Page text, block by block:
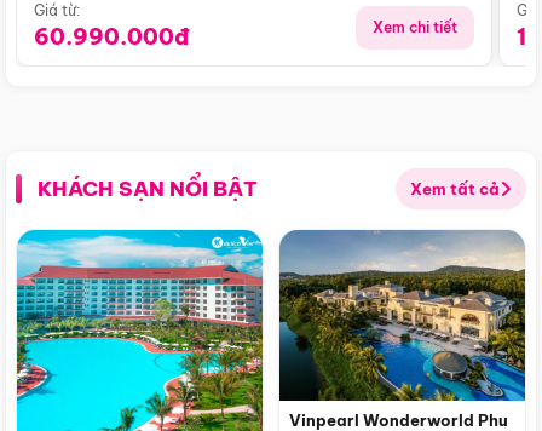
Giá từ:
60.990.000đ Xem chi tiết
KHÁCH SẠN NỔI BẬT Xem tất cả
Vinpearl Wonderworld Phu